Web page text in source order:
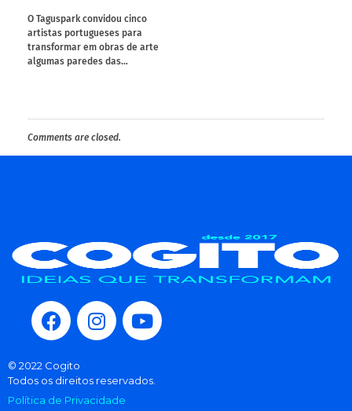
O Taguspark convidou cinco
artistas portugueses para
transformar em obras de arte
algumas paredes das…
Comments are closed.
© 2022 Cogito
Todos os direitos reservados.
Política de Privacidade